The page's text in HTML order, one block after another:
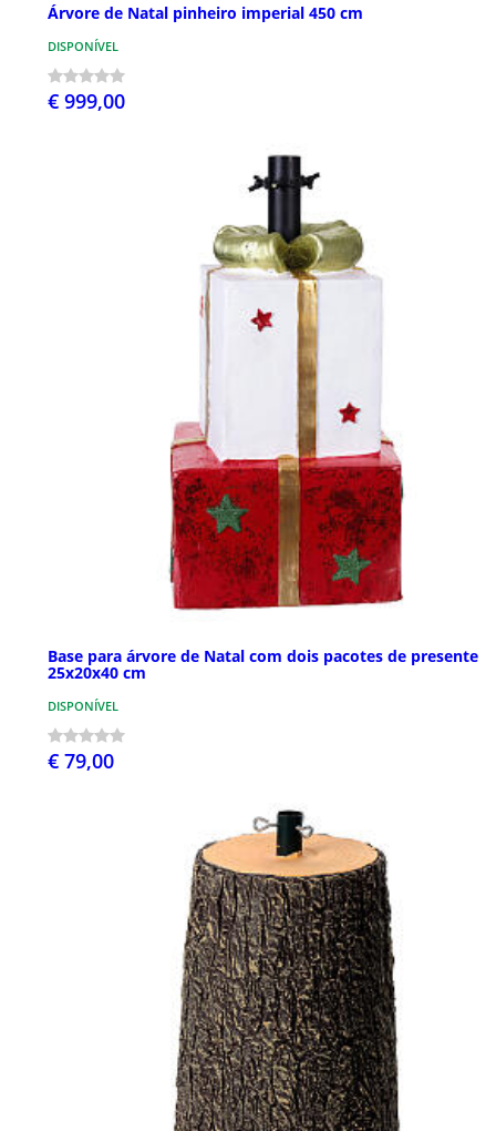
Árvore de Natal pinheiro imperial 450 cm
DISPONÍVEL
€ 999,00
Base para árvore de Natal com dois pacotes de presente
25x20x40 cm
DISPONÍVEL
€ 79,00